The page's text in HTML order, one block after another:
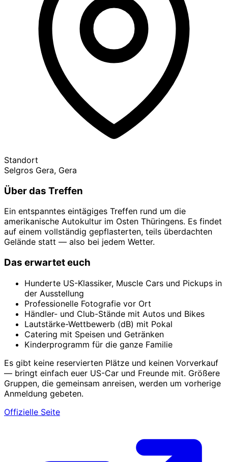
Standort
Selgros Gera, Gera
Über das Treffen
Ein entspanntes eintägiges Treffen rund um die
amerikanische Autokultur im Osten Thüringens. Es findet
auf einem vollständig gepflasterten, teils überdachten
Gelände statt — also bei jedem Wetter.
Das erwartet euch
Hunderte US-Klassiker, Muscle Cars und Pickups in
der Ausstellung
Professionelle Fotografie vor Ort
Händler- und Club-Stände mit Autos und Bikes
Lautstärke-Wettbewerb (dB) mit Pokal
Catering mit Speisen und Getränken
Kinderprogramm für die ganze Familie
Es gibt keine reservierten Plätze und keinen Vorverkauf
— bringt einfach euer US-Car und Freunde mit. Größere
Gruppen, die gemeinsam anreisen, werden um vorherige
Anmeldung gebeten.
Offizielle Seite